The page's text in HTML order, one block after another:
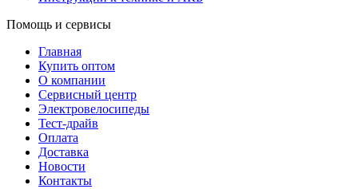
Помощь и сервисы
Главная
Купить оптом
О компании
Сервисный центр
Электровелосипеды
Тест-драйв
Оплата
Доставка
Новости
Контакты